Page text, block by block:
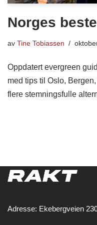
Norges
av Tine Tobiassen
Oppdatert evergreen
med tips til Oslo,
flere stemningsfulle
Adresse: Ekebergveien